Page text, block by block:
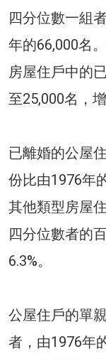
四分位數一組
年的66,000名
房屋住戶中的
至25,000名，
已離婚的公屋
份比由1976年
其他類型房屋
四分位數者的
6.3%。
公屋住戶的單
者，由1976年